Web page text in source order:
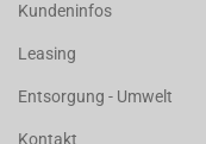
Kundeninfos
Leasing
Entsorgung - Umwelt
Kontakt